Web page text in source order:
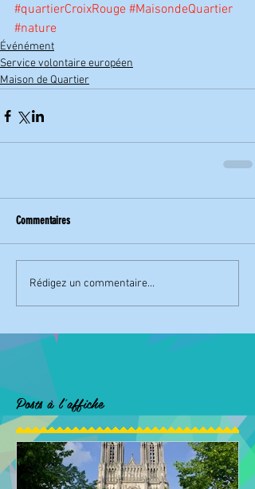
#quartierCroixRouge #MaisondeQuartier
#nature
Événément
Service volontaire européen
Maison de Quartier
Commentaires
Rédigez un commentaire...
Posts à l'affiche